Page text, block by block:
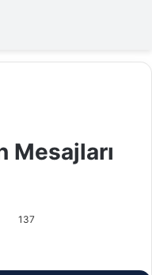
Mesajları
137